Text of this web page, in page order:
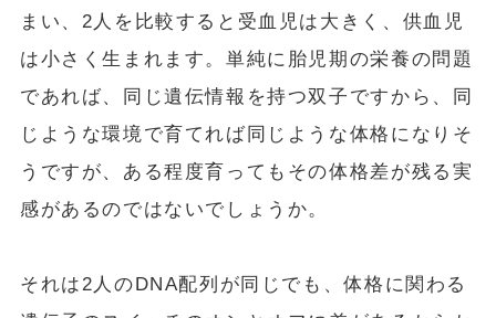
まい、2人を比較すると受血児は大きく、供血児
は小さく生まれます。単純に胎児期の栄養の問題
であれば、同じ遺伝情報を持つ双子ですから、同
じような環境で育てれば同じような体格になりそ
うですが、ある程度育ってもその体格差が残る実
感があるのではないでしょうか。
それは2人のDNA配列が同じでも、体格に関わる